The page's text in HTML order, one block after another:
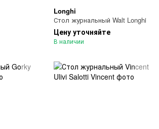
Longhi
Стол журнальный Walt Longhi
Цену уточняйте
В наличии